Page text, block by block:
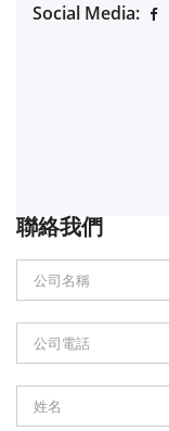
Social Media:
聯絡我們